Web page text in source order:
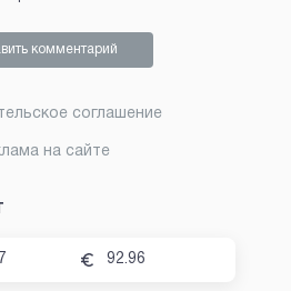
комментарий
соглашение
на сайте
92.96